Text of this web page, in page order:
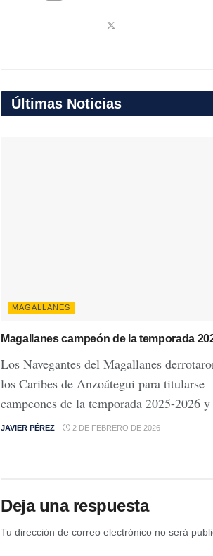
Últimas Noticias
MAGALLANES
Magallanes campeón de la temporada
Los Navegantes del Magallanes
los Caribes de Anzoátegui para titularse
campeones de la temporada 2025-2026 y
JAVIER PÉREZ 2 DE FEBRERO DE 2026
Deja una respuesta
Tu dirección de correo electrónico no será